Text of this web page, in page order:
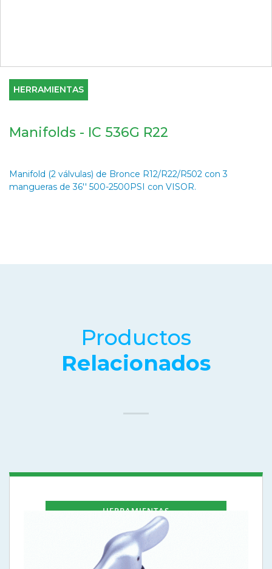
HERRAMIENTAS
Manifolds - IC 536G R22
Manifold (2 válvulas) de Bronce R12/R22/R502 con 3
mangueras de 36'' 500-2500PSI con VISOR.
Productos
Relacionados
HERRAMIENTAS